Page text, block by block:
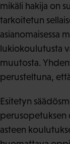
mikäli hakija on
tarkoitetun
asianomaisessa
lukiokoulutusta
muutosta.
perusteltuna,
Esitetyn
perusopetuksen
asteen